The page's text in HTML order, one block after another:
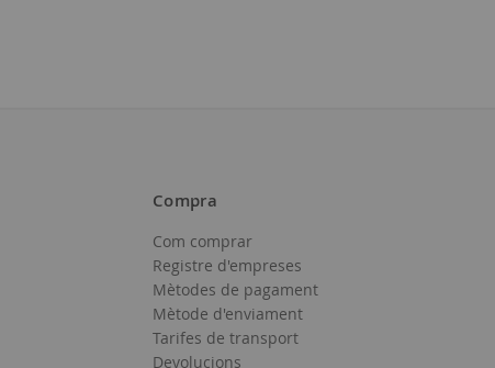
Compra
Com comprar
Registre d'empreses
Mètodes de pagament
Mètode d'enviament
Tarifes de transport
Devolucions